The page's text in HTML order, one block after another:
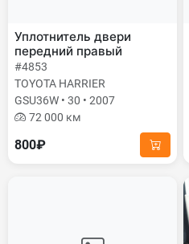
Уплотнитель двери
передний правый
#4853
TOYOTA HARRIER
GSU36W • 30 • 2007
72 000 км
800₽